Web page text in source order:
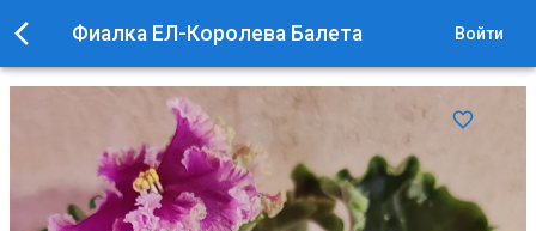
Фиалка ЕЛ-Королева Балета Войти